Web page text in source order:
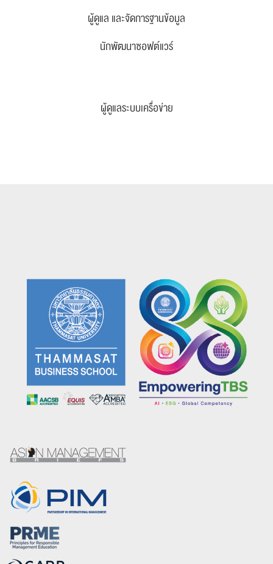
ผู้ดูแล และจัดการฐานข้อมูล
นักพัฒนาซอฟต์แวร์
ผู้ดูแลระบบเครื่อข่าย